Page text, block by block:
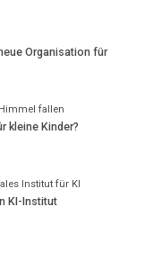
Organisation für
fallen
kleine Kinder?
Institut für KI
KI-Institut